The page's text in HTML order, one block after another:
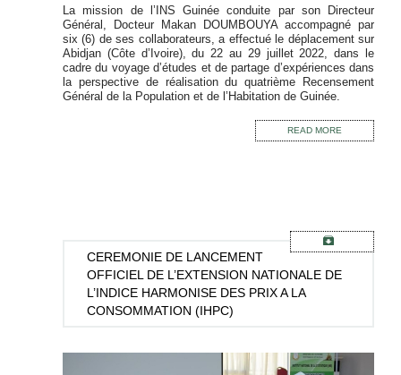
La mission de l’INS Guinée conduite par son Directeur
Général, Docteur Makan DOUMBOUYA accompagné par
six (6) de ses collaborateurs, a effectué le déplacement sur
Abidjan (Côte d’Ivoire), du 22 au 29 juillet 2022, dans le
cadre du voyage d’études et de partage d’expériences dans
la perspective de réalisation du quatrième Recensement
Général de la Population et de l’Habitation de Guinée.
READ MORE
CEREMONIE DE LANCEMENT
OFFICIEL DE L’EXTENSION NATIONALE DE
L’INDICE HARMONISE DES PRIX A LA
CONSOMMATION (IHPC)